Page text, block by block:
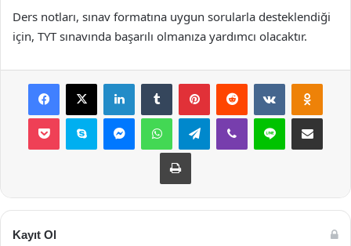
Ders notları, sınav formatına uygun sorularla desteklendiği
için, TYT sınavında başarılı olmanıza yardımcı olacaktır.
Facebook
X LinkedInTumblr PinterestReddit VKontakte
Pocket Skype MessengerWhatsAppTelegramViber Line E-Posta ile
Yazdır
Kayıt Ol